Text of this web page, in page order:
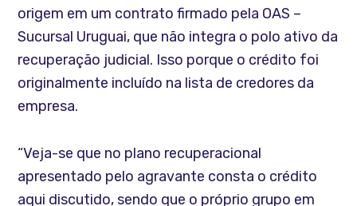
origem em um contrato firmado pela OAS –
Sucursal Uruguai, que não integra o polo ativo da
recuperação judicial. Isso porque o crédito foi
originalmente incluído na lista de credores da
empresa.
“Veja-se que no plano recuperacional
apresentado pelo agravante consta o crédito
aqui discutido, sendo que o próprio grupo em